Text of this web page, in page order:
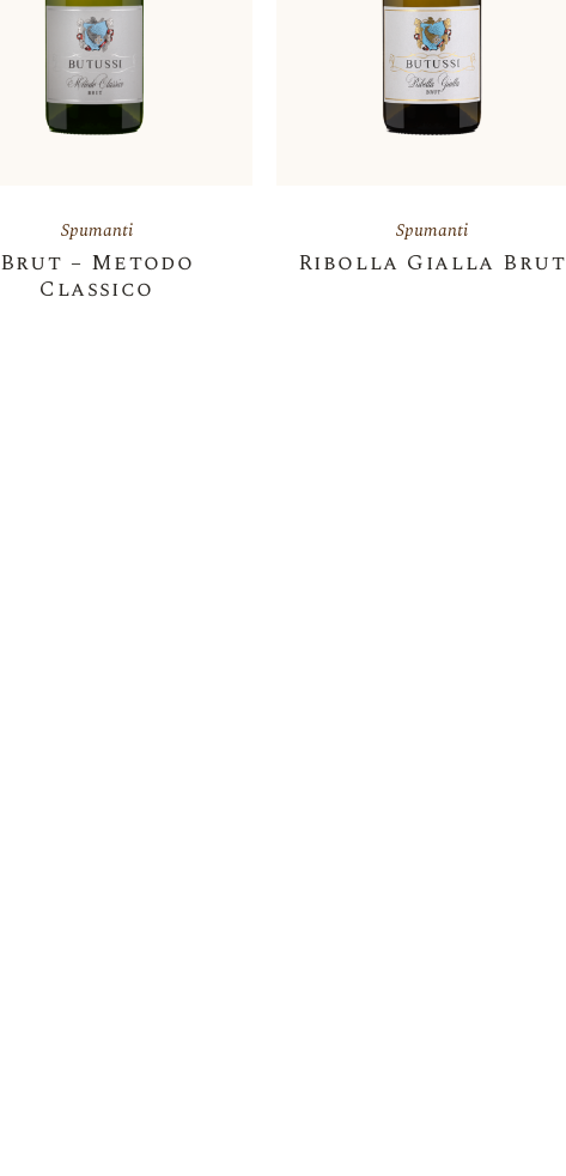
Spumanti
Brut – Metodo
Classico
Spumanti
Ribolla Gialla Brut